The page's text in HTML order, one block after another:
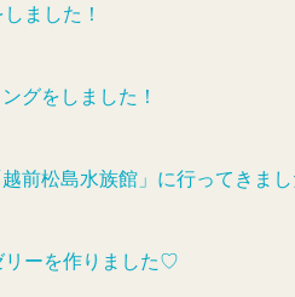
ました！
グをしました！
前松島水族館」に行ってきま
リーを作りました♡